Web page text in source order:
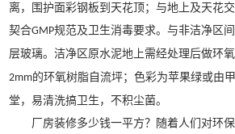
离，围护面彩钢板到天花顶；与地上及天花
契合GMP规范及卫生消毒要求。与非洁净区
层玻璃。洁净区原水泥地上需经处理后做环
2mm的环氧树脂自流坪；色彩为苹果绿或由
堂，易清洗搞卫生，不积尘菌。
厂房装修多少钱一平方？随着人们对环保